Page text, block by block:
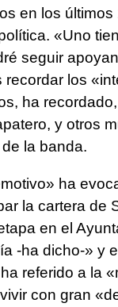
en los
«Uno
seguir
los
ha
y otros
la banda.
ha
la cartera de
en el
-ha dicho-» y
referido a la
con gran